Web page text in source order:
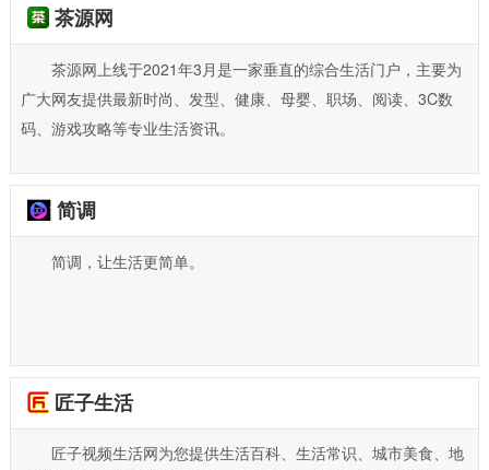
茶源网
茶源网上线于2021年3月是一家垂直的综合生活门户，主要为
广大网友提供最新时尚、发型、健康、母婴、职场、阅读、3C数
码、游戏攻略等专业生活资讯。
简调
简调，让生活更简单。
匠子生活
匠子视频生活网为您提供生活百科、生活常识、城市美食、地